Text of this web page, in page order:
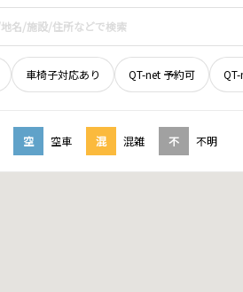
車椅子対応あり QT-net 予約可
空 空車 混 混雑 不 不明